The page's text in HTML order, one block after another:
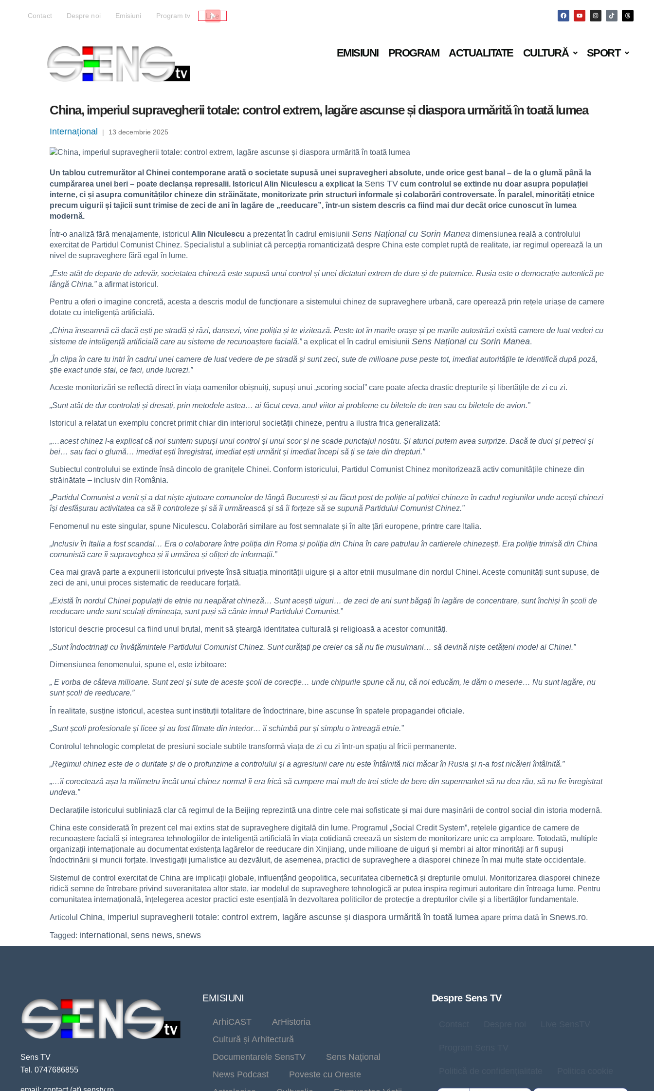
Contact Despre noi Emisiuni Program tv Live
EMISIUNI PROGRAM ACTUALITATE CULTURĂ SPORT
China, imperiul supravegherii totale: control extrem, lagăre ascunse și diaspora urmărită în toată lumea
Internațional | 13 decembrie 2025
Un tablou cutremurător al Chinei contemporane arată o societate supusă unei supravegheri absolute, unde orice gest banal – de la o glumă până la
cumpărarea unei beri – poate declanșa represalii. Istoricul Alin Niculescu a explicat la Sens TV cum controlul se extinde nu doar asupra populației
interne, ci și asupra comunităților chineze din străinătate, monitorizate prin structuri informale și colaborări controversate. În paralel, minorități etnice
precum uigurii și tajicii sunt trimise de zeci de ani în lagăre de „reeducare”, într-un sistem descris ca fiind mai dur decât orice cunoscut în lumea
modernă.
Într-o analiză fără menajamente, istoricul Alin Niculescu a prezentat în cadrul emisiunii Sens Național cu Sorin Manea dimensiunea reală a controlului
exercitat de Partidul Comunist Chinez. Specialistul a subliniat că percepția romanticizată despre China este complet ruptă de realitate, iar regimul operează la un
nivel de supraveghere fără egal în lume.
„Este atât de departe de adevăr, societatea chineză este supusă unui control și unei dictaturi extrem de dure și de puternice. Rusia este o democrație autentică pe
lângă China.”a afirmat istoricul.
Pentru a oferi o imagine concretă, acesta a descris modul de funcționare a sistemului chinez de supraveghere urbană, care operează prin rețele uriașe de camere
dotate cu inteligență artificială.
„China înseamnă că dacă ești pe stradă și râzi, dansezi, vine poliția și te vizitează. Peste tot în marile orașe și pe marile autostrăzi există camere de luat vederi cu
sisteme de inteligență artificială care au sisteme de recunoaștere facială.”a explicat el în cadrul emisiunii Sens Național cu Sorin Manea.
„În clipa în care tu intri în cadrul unei camere de luat vedere de pe stradă și sunt zeci, sute de milioane puse peste tot, imediat autoritățile te identifică după poză,
știe exact unde stai, ce faci, unde lucrezi.”
Aceste monitorizări se reflectă direct în viața oamenilor obișnuiți, supuși unui „scoring social” care poate afecta drastic drepturile și libertățile de zi cu zi.
„Sunt atât de dur controlați și dresați, prin metodele astea… ai făcut ceva, anul viitor ai probleme cu biletele de tren sau cu biletele de avion.”
Istoricul a relatat un exemplu concret primit chiar din interiorul societății chineze, pentru a ilustra frica generalizată:
„…acest chinez l-a explicat că noi suntem supuși unui control și unui scor și ne scade punctajul nostru. Și atunci putem avea surprize. Dacă te duci și petreci și
bei… sau faci o glumă… imediat ești înregistrat, imediat ești urmărit și imediat începi să ți se taie din drepturi.”
Subiectul controlului se extinde însă dincolo de granițele Chinei. Conform istoricului, Partidul Comunist Chinez monitorizează activ comunitățile chineze din
străinătate – inclusiv din România.
„Partidul Comunist a venit și a dat niște ajutoare comunelor de lângă București și au făcut post de poliție al poliției chineze în cadrul regiunilor unde acești chinezi
își desfășurau activitatea ca să îi controleze și să îi urmărească și să îi forțeze să se supună Partidului Comunist Chinez.”
Fenomenul nu este singular, spune Niculescu. Colaborări similare au fost semnalate și în alte țări europene, printre care Italia.
„Inclusiv în Italia a fost scandal… Era o colaborare între poliția din Roma și poliția din China în care patrulau în cartierele chinezești. Era poliție trimisă din China
comunistă care îi supraveghea și îi urmărea și ofițeri de informații.”
Cea mai gravă parte a expunerii istoricului privește însă situația minorității uigure și a altor etnii musulmane din nordul Chinei. Aceste comunități sunt supuse, de
zeci de ani, unui proces sistematic de reeducare forțată.
„Există în nordul Chinei populații de etnie nu neapărat chineză… Sunt acești uiguri… de zeci de ani sunt băgați în lagăre de concentrare, sunt închiși în școli de
reeducare unde sunt sculați dimineața, sunt puși să cânte imnul Partidului Comunist.”
Istoricul descrie procesul ca fiind unul brutal, menit să șteargă identitatea culturală și religioasă a acestor comunități.
„Sunt îndoctrinați cu învățămintele Partidului Comunist Chinez. Sunt curățați pe creier ca să nu fie musulmani… să devină niște cetățeni model ai Chinei.”
Dimensiunea fenomenului, spune el, este izbitoare:
„ E vorba de câteva milioane. Sunt zeci și sute de aceste școli de corecție… unde chipurile spune că nu, că noi educăm, le dăm o meserie… Nu sunt lagăre, nu
sunt școli de reeducare.”
În realitate, susține istoricul, acestea sunt instituții totalitare de îndoctrinare, bine ascunse în spatele propagandei oficiale.
„Sunt școli profesionale și licee și au fost filmate din interior… îi schimbă pur și simplu o întreagă etnie.”
Controlul tehnologic completat de presiuni sociale subtile transformă viața de zi cu zi într-un spațiu al fricii permanente.
„Regimul chinez este de o duritate și de o profunzime a controlului și a agresiunii care nu este întâlnită nici măcar în Rusia și n-a fost nicăieri întâlnită.”
„…îi corectează așa la milimetru încât unui chinez normal îi era frică să cumpere mai mult de trei sticle de bere din supermarket să nu dea rău, să nu fie înregistrat
undeva.”
Declarațiile istoricului subliniază clar că regimul de la Beijing reprezintă una dintre cele mai sofisticate și mai dure mașinării de control social din istoria modernă.
China este considerată în prezent cel mai extins stat de supraveghere digitală din lume. Programul „Social Credit System”, rețelele gigantice de camere de
recunoaștere facială și integrarea tehnologiilor de inteligență artificială în viața cotidiană creează un sistem de monitorizare unic ca amploare. Totodată, multiple
organizații internaționale au documentat existența lagărelor de reeducare din Xinjiang, unde milioane de uiguri și membri ai altor minorități ar fi supuși
îndoctrinării și muncii forțate. Investigații jurnalistice au dezvăluit, de asemenea, practici de supraveghere a diasporei chineze în mai multe state occidentale.
Sistemul de control exercitat de China are implicații globale, influențând geopolitica, securitatea cibernetică și drepturile omului. Monitorizarea diasporei chineze
ridică semne de întrebare privind suveranitatea altor state, iar modelul de supraveghere tehnologică ar putea inspira regimuri autoritare din întreaga lume. Pentru
comunitatea internațională, înțelegerea acestor practici este esențială în dezvoltarea politicilor de protecție a drepturilor civile și a libertăților fundamentale.
Articolul China, imperiul supravegherii totale: control extrem, lagăre ascunse și diaspora urmărită în toată lumea apare prima dată în Snews.ro.
Tagged: international , sens news, snews
Sens TV
Tel. 0747686855
EMISIUNI
ArhiCAST
ArHistoria
Cultură și Arhitectură
Documentarele SensTV
Sens Național
News Podcast
Poveste cu Oreste
Despre Sens TV